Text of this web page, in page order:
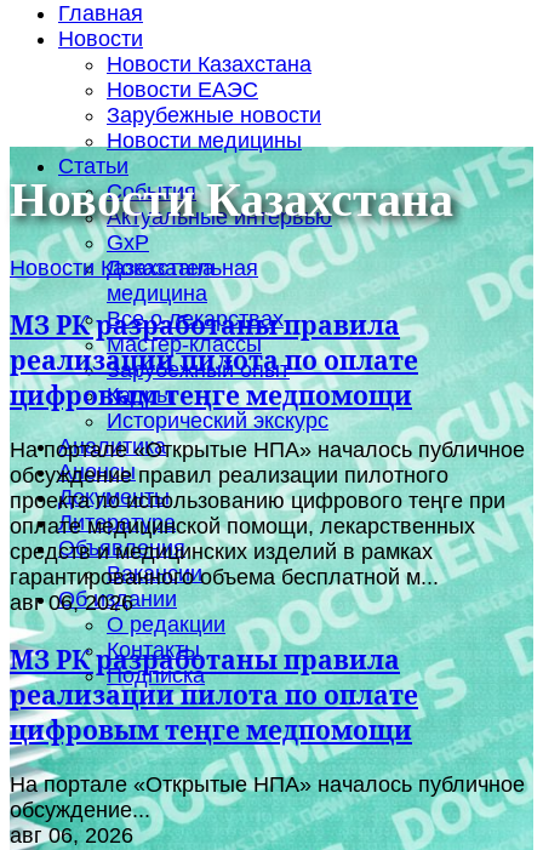
Главная
Новости
Новости Казахстана
Новости ЕАЭС
Зарубежные новости
Новости медицины
Статьи
События
Актуальные интервью
GxP
Доказательная
медицина
Все о лекарствах
Мастер-классы
Зарубежный опыт
Кадры
Исторический экскурс
Аналитика
Анонсы
Документы
Литература
Объявления
Вакансии
Об издании
О редакции
Контакты
Подписка
Новости Казахстана
Новости Казахстана
МЗ РК разработаны правила
реализации пилота по оплате
цифровым теңге медпомощи
На портале «Открытые НПА» началось публичное
обсуждение правил реализации пилотного
проекта по использованию цифрового теңге при
оплате медицинской помощи, лекарственных
средств и медицинских изделий в рамках
гарантированного объема бесплатной м...
авг 06, 2026
МЗ РК разработаны правила
реализации пилота по оплате
цифровым теңге медпомощи
На портале «Открытые НПА» началось публичное
обсуждение...
авг 06, 2026